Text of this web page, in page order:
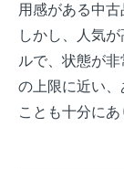
用感がある中古
しかし、人気
ルで、状態が
の上限に近い
ことも十分にあ